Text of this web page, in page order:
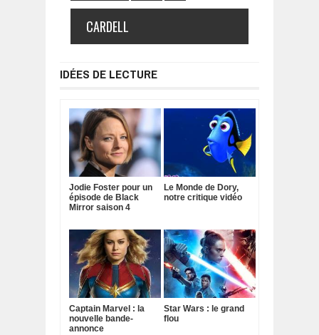
CARDELL
IDÉES DE LECTURE
Jodie Foster pour un
épisode de Black
Mirror saison 4
Le Monde de Dory,
notre critique vidéo
Captain Marvel : la
nouvelle bande-
annonce
Star Wars : le grand
flou